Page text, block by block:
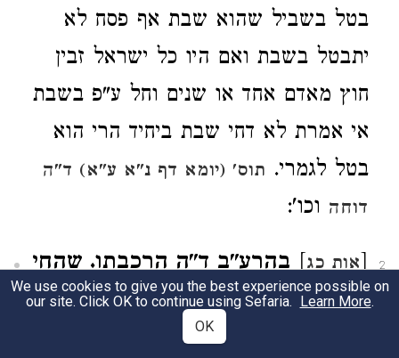
בטל בשביל שהוא שבת אף פסח לא
יתבטל בשבת ואם היו כל ישראל זבין
חוץ מאדם אחד או שנים וחל ע"פ בשבת
אי אמרת לא דחי שבת ביחיד הרי הוא
בטל לגמרי. תוס' (יומא דף נ"א ע"א) ד"ה
דוחה וכו':
2
[אות כג]בהרע"ב ד"ה הרכבתו. שהחי
נושא את עצמו.עיין בהרע"ב (לעיל פ"ד
מ"ג) ובתוי"ט שם וצ"ע. והרמב"ם בפי'
We use cookies to give you the best experience possible on
our site. Click OK to continue using Sefaria. Learn More.
OK